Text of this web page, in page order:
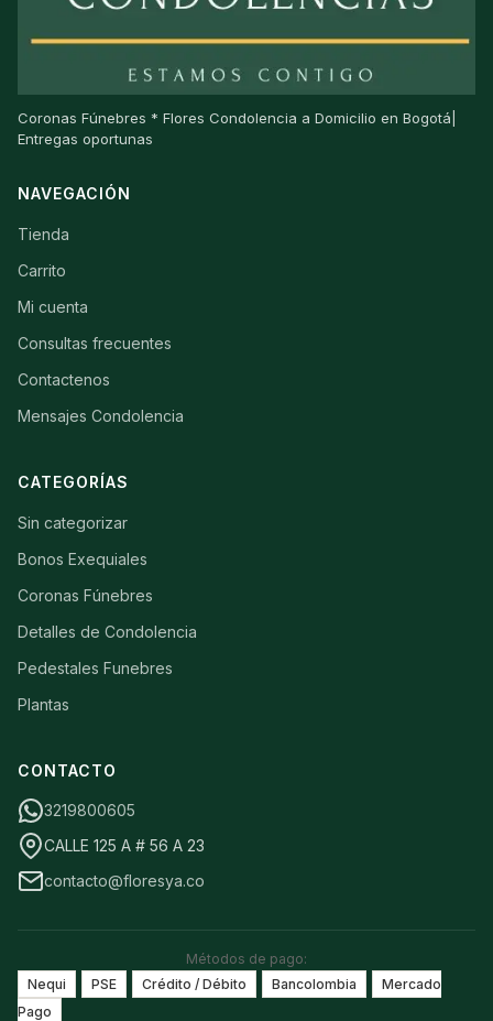
Coronas Fúnebres * Flores Condolencia a Domicilio en Bogotá|
Entregas oportunas
NAVEGACIÓN
Tienda
Carrito
Mi cuenta
Consultas frecuentes
Contactenos
Mensajes Condolencia
CATEGORÍAS
Sin categorizar
Bonos Exequiales
Coronas Fúnebres
Detalles de Condolencia
Pedestales Funebres
Plantas
CONTACTO
3219800605
CALLE 125 A # 56 A 23
contacto@floresya.co
Métodos de pago:
Nequi
PSE Crédito / Débito Bancolombia
Mercado
Pago